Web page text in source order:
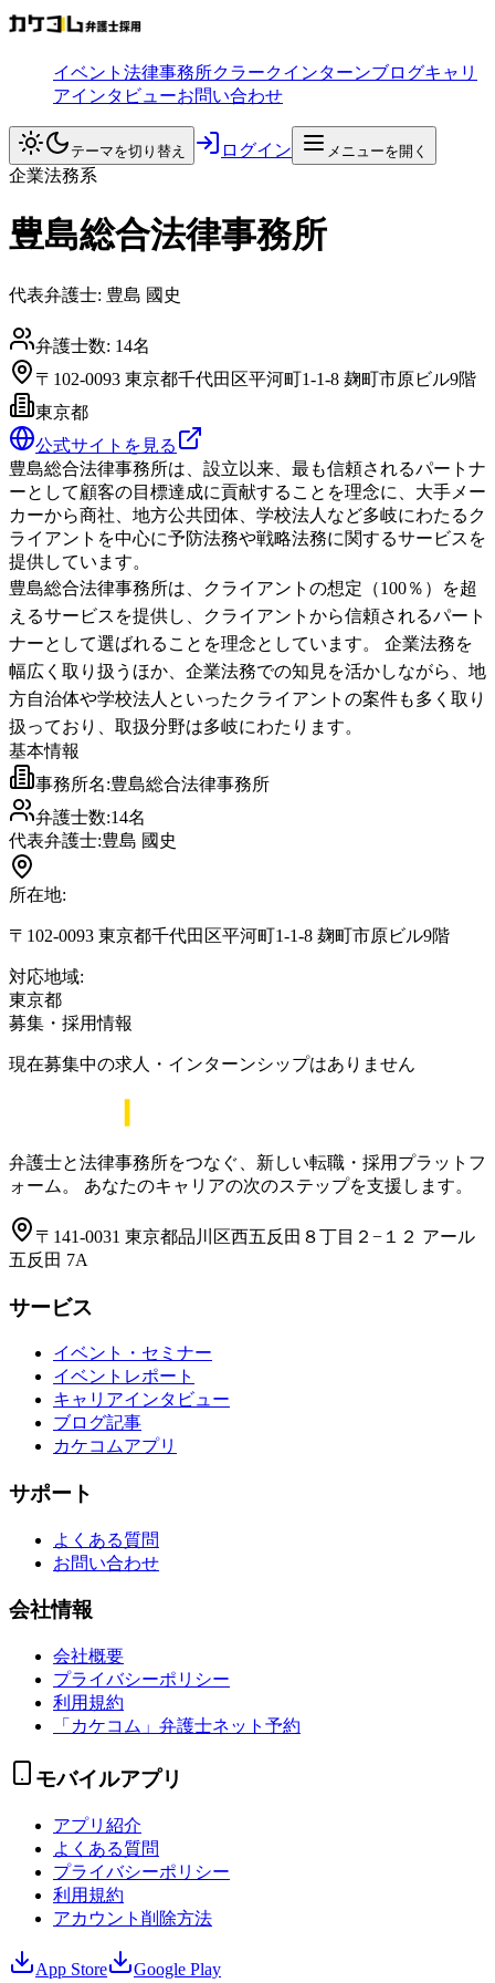
イベント 法律事務所クラークインターンブログキャリ
アインタビューお問い合わせ
テーマを切り替え ログイン メニューを開く
企業法務系
豊島総合法律事務所
代表弁護士: 豊島 國史
弁護士数: 14名
〒102-0093 東京都千代田区平河町1-1-8 麹町市原ビル9階
東京都
公式サイトを見る
豊島総合法律事務所は、設立以来、最も信頼されるパートナ
ーとして顧客の目標達成に貢献することを理念に、大手メー
カーから商社、地方公共団体、学校法人など多岐にわたるク
ライアントを中心に予防法務や戦略法務に関するサービスを
提供しています。
豊島総合法律事務所は、クライアントの想定（100％）を超
えるサービスを提供し、クライアントから信頼されるパート
ナーとして選ばれることを理念としています。 企業法務を
幅広く取り扱うほか、企業法務での知見を活かしながら、地
方自治体や学校法人といったクライアントの案件も多く取り
扱っており、取扱分野は多岐にわたります。
基本情報
事務所名:豊島総合法律事務所
弁護士数:14名
代表弁護士:豊島 國史
所在地:
〒102-0093 東京都千代田区平河町1-1-8 麹町市原ビル9階
対応地域:
東京都
募集・採用情報
現在募集中の求人・インターンシップはありません
弁護士と法律事務所をつなぐ、新しい転職・採用プラットフ
ォーム。 あなたのキャリアの次のステップを支援します。
〒141-0031 東京都品川区西五反田８丁目２−１２ アール
五反田 7A
サービス
イベント・セミナー
イベントレポート
キャリアインタビュー
ブログ記事
カケコムアプリ
サポート
よくある質問
お問い合わせ
会社情報
会社概要
プライバシーポリシー
利用規約
「カケコム」弁護士ネット予約
モバイルアプリ
アプリ紹介
よくある質問
プライバシーポリシー
利用規約
アカウント削除方法
App Store Google Play